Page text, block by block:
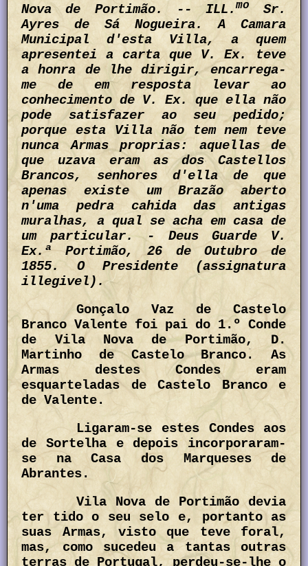
Nova de Portimão. -- ILL.mo
Sr.
Ayres de Sá Nogueira. A Camara
Municipal d'esta Villa, a quem
apresentei a carta que V. Ex. teve
a honra de lhe dirigir, encarrega-
me de em resposta levar ao
conhecimento de V. Ex. que ella não
pode satisfazer ao seu pedido;
porque esta Villa não tem nem teve
nunca Armas proprias: aquellas de
que uzava eram as dos Castellos
Brancos, senhores d'ella de que
apenas existe um Brazão aberto
n'uma pedra cahida das antigas
muralhas, a qual se acha em casa de
um particular. - Deus Guarde V.
Ex.ª Portimão, 26 de Outubro de
1855. O Presidente (assignatura
illegivel).
Gonçalo Vaz de Castelo
Branco Valente foi pai do 1.º Conde
de Vila Nova de Portimão, D.
Martinho de Castelo Branco. As
Armas destes Condes eram
esquarteladas de Castelo Branco e
de Valente.
Ligaram-se estes Condes aos
de Sortelha e depois incorporaram-
se na Casa dos Marqueses de
Abrantes.
Vila Nova de Portimão devia
ter tido o seu selo e, portanto as
suas Armas, visto que teve foral,
mas, como sucedeu a tantas outras
terras de Portugal, perdeu-se-lhe o